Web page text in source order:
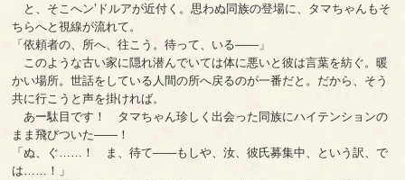
と、そこへン’ドルアが近付く。思わぬ同族の登場に、タマちゃんもそ
ちらへと視線が流れて。
「依頼者の、所へ、往こう。待って、いる――」
このような古い家に隠れ潜んでいては体に悪いと彼は言葉を紡ぐ。暖
かい場所。世話をしている人間の所へ戻るのが一番だと。だから、そう
共に行こうと声を掛ければ。
あー駄目です！ タマちゃん珍しく出会った同族にハイテンションの
まま飛びついた――！
「ぬ、ぐ……！ ま、待て――もしや、汝、彼氏募集中、という訳、で
は……！」